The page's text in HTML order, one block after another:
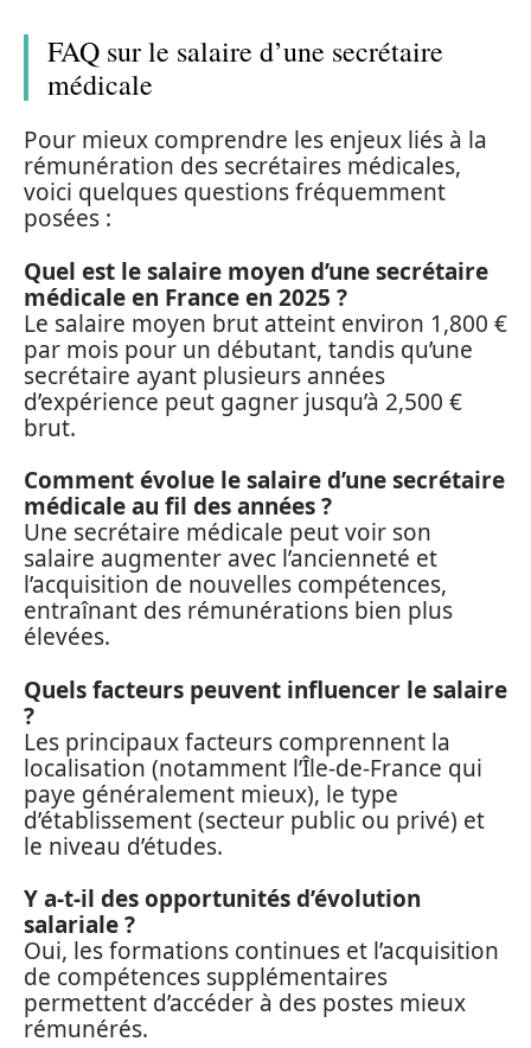
FAQ sur le salaire d’une secrétaire
médicale
Pour mieux comprendre les enjeux liés à la
rémunération des secrétaires médicales,
voici quelques questions fréquemment
posées :
Quel est le salaire moyen d’une secrétaire
médicale en France en 2025 ?
Le salaire moyen brut atteint environ 1,800 €
par mois pour un débutant, tandis qu’une
secrétaire ayant plusieurs années
d’expérience peut gagner jusqu’à 2,500 €
brut.
Comment évolue le salaire d’une secrétaire
médicale au fil des années ?
Une secrétaire médicale peut voir son
salaire augmenter avec l’ancienneté et
l’acquisition de nouvelles compétences,
entraînant des rémunérations bien plus
élevées.
Quels facteurs peuvent influencer le salaire
?
Les principaux facteurs comprennent la
localisation (notamment l’Île-de-France qui
paye généralement mieux), le type
d’établissement (secteur public ou privé) et
le niveau d’études.
Y a-t-il des opportunités d’évolution
salariale ?
Oui, les formations continues et l’acquisition
de compétences supplémentaires
permettent d’accéder à des postes mieux
rémunérés.